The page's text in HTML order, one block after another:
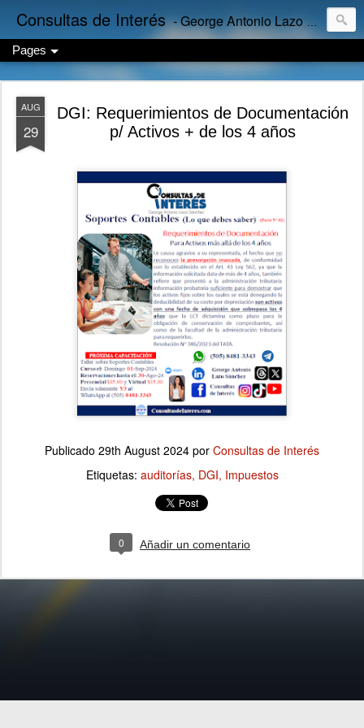
Consultas de Interés - George Antonio Lazo Sánchez
Pages
AUG
29
DGI: Requerimientos de Documentación
p/ Activos + de los 4 años
Publicado 29th August 2024 por Consultas de Interés
Etiquetas: auditorías DGI Impuestos
0 Añadir un comentario